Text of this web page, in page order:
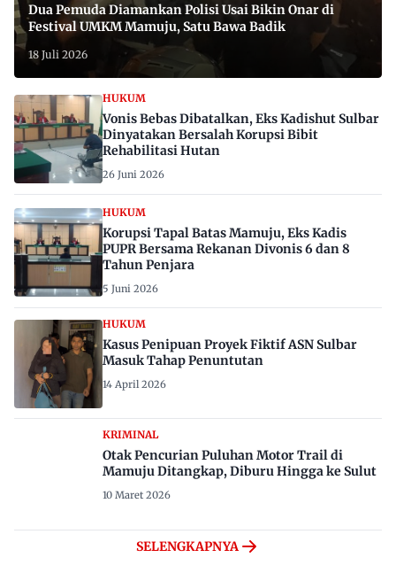
Dua Pemuda Diamankan Polisi Usai Bikin Onar di
Festival UMKM Mamuju, Satu Bawa Badik
18 Juli 2026
HUKUM
Vonis Bebas Dibatalkan, Eks Kadishut Sulbar
Dinyatakan Bersalah Korupsi Bibit
Rehabilitasi Hutan
26 Juni 2026
HUKUM
Korupsi Tapal Batas Mamuju, Eks Kadis
PUPR Bersama Rekanan Divonis 6 dan 8
Tahun Penjara
5 Juni 2026
HUKUM
Kasus Penipuan Proyek Fiktif ASN Sulbar
Masuk Tahap Penuntutan
14 April 2026
KRIMINAL
Otak Pencurian Puluhan Motor Trail di
Mamuju Ditangkap, Diburu Hingga ke Sulut
10 Maret 2026
SELENGKAPNYA